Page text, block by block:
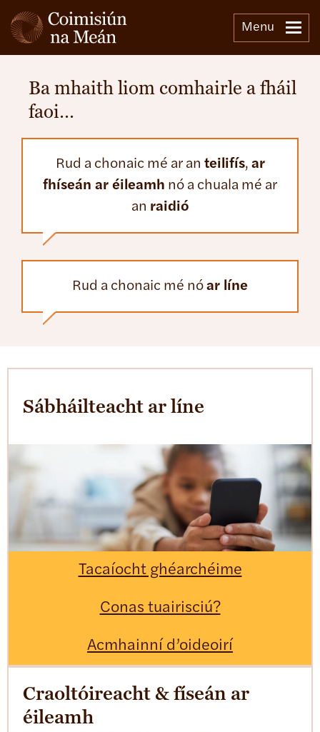
Menu
Ba mhaith liom comhairle a fháil
faoi…
Rud a chonaic mé ar an teilifís, ar
fhíseán ar éileamh nó a chuala mé ar
an raidió
Rud a chonaic mé nó ar líne
Sábháilteacht ar líne
Tacaíocht ghéarchéime
Conas tuairisciú?
Acmhainní d’oideoirí
Craoltóireacht & físeán ar
éileamh